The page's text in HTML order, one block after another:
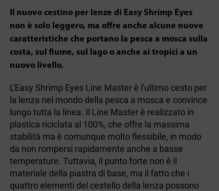
Il nuovo cestino per lenze di Easy Shrimp Eyes
non è solo leggero, ma offre anche alcune nuove
caratteristiche che portano la pesca a mosca sulla
costa, sul fiume, sul lago o anche ai tropici a un
nuovo livello.
L'Easy Shrimp Eyes Line Master è l'ultimo cesto per
la lenza nel mondo della pesca a mosca e convince
lungo tutta la linea. Il Line Master è realizzato in
plastica riciclata al 100%, che offre la massima
stabilità ma è comunque molto flessibile, in modo
da non rompersi rapidamente anche a basse
temperature. Tuttavia, il punto forte non è il
materiale della piastra di base, ma il fatto che i
quattro elementi del cestello della lenza possono